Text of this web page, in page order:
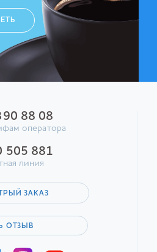
88 08
оператора
505 881
линия
ЗАКАЗ
ОТЗЫВ